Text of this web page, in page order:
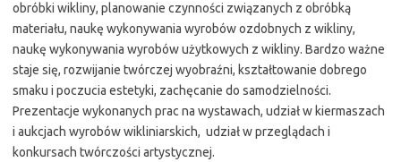
obróbki wikliny, planowanie czynności związanych z obróbką
materiału, naukę wykonywania wyrobów ozdobnych z wikliny,
naukę wykonywania wyrobów użytkowych z wikliny. Bardzo ważne
staje się, rozwijanie twórczej wyobraźni, kształtowanie dobrego
smaku i poczucia estetyki, zachęcanie do samodzielności.
Prezentacje wykonanych prac na wystawach, udział w kiermaszach
i aukcjach wyrobów wikliniarskich, udział w przeglądach i
konkursach twórczości artystycznej.